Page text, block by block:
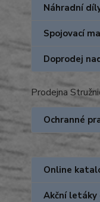
Náhradní
Spojovací
Doprodej
Prodejna
Ochranné
Online
Akční